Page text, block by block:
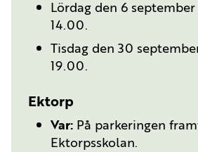
Lördag den 6
14.00.
Tisdag den 30
19.00.
Ektorp
Var: På parkeringen
Ektorpsskolan.